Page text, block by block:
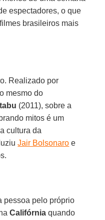
espectadores, o que
brasileiros mais
Realizado por
mesmo do
(2011), sobre a
mitos é um
cultura da
Jair Bolsonaro e
pessoa pelo próprio
Califórnia quando